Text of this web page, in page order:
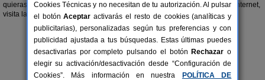
quieras. Si además, quieres dejar la reserva hecha ya directamente por internet,
visita la sección dealojamientos con reserva online en Navarra.
Cookies Técnicas y no necesitan de tu autorización. Al pulsar
el botónAceptar activarás el resto de cookies (analíticas y
publicitarias), personalizadas según tus preferencias y con
publicidad ajustada a tus búsquedas. Estas últimas puedes
desactivarlas por completo pulsando el botón Rechazar o
elegir su activación/desactivación desde “Configuración de
Cookies”. Más información en nuestra
POLÍTICA DE